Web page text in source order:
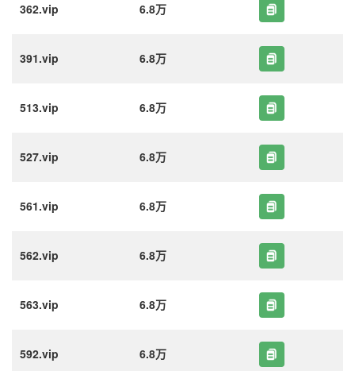
362.vip 6.8万
391.vip 6.8万
513.vip 6.8万
527.vip 6.8万
561.vip 6.8万
562.vip 6.8万
563.vip 6.8万
592.vip 6.8万